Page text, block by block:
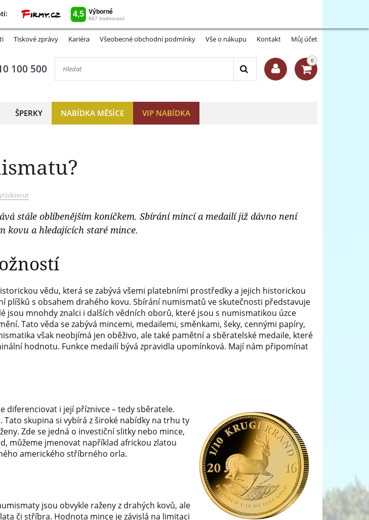
Tiskové zprávy Kariéra Všeobecné obchodní podmínky Vše o nákupu Kontakt Můj účet
100 500
0
ŠPERKY NABÍDKA MĚSÍCE VIP NABÍDKA
stále oblíbenějším koníčkem. Sbírání mincí a medailí již dávno není
kovu a hledajících staré mince.
vědu, která se zabývá všemi platebními prostředky a jejich historickou
plíšků s obsahem drahého kovu. Sbírání numismatů ve skutečnosti představuje
jsou mnohdy znalci i dalších vědních oborů, které jsou s numismatikou úzce
Tato věda se zabývá mincemi, medailemi, směnkami, šeky, cennými papíry,
však neobjímá jen oběživo, ale také pamětní a sběratelské medaile, které
hodnotu. Funkce medailí bývá zpravidla upomínková. Mají nám připomínat
diferenciovat i její příznivce – tedy sběratele.
skupina si vybírá z široké nabídky na trhu ty
Zde se jedná o investiční slitky nebo mince,
můžeme jmenovat například africkou zlatou
amerického stříbrného orla.
jsou obvykle raženy z drahých kovů, ale
či stříbra. Hodnota mince je závislá na limitaci